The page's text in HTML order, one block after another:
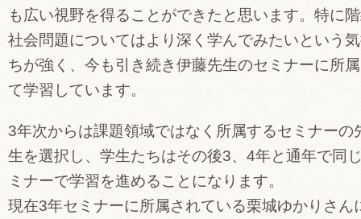
も広い視野を得ることができたと思います。特に
社会問題についてはより深く学んでみたいという
ちが強く、今も引き続き伊藤先生のセミナーに所
て学習しています。
3年次からは課題領域ではなく所属するセミナーの
生を選択し、学生たちはその後3、4年と通年で同
ミナーで学習を進めることになります。
現在3年セミナーに所属されている栗城ゆかりさん